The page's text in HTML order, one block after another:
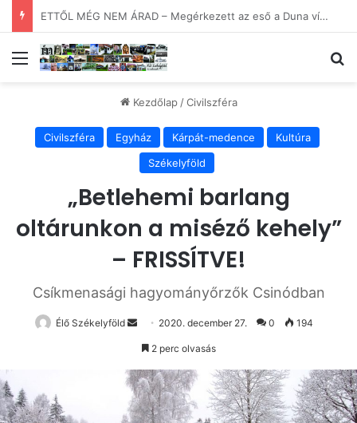
KOMOLYSÁG! – 30. Minimum Party alkotótábor és szakmai fórum
Menü
Kezdőlap / Civilszféra
Civilszféra Egyház Kárpát-medence
Kultúra
Székelyföld
„Betlehemi barlang
oltárunkon a miséző kehely”
– FRISSÍTVE!
Csíkmenasági hagyományőrzők Csinódban
Élő Székelyföld
Send
an
2020. december 27. 0 194
2 perc olvasás